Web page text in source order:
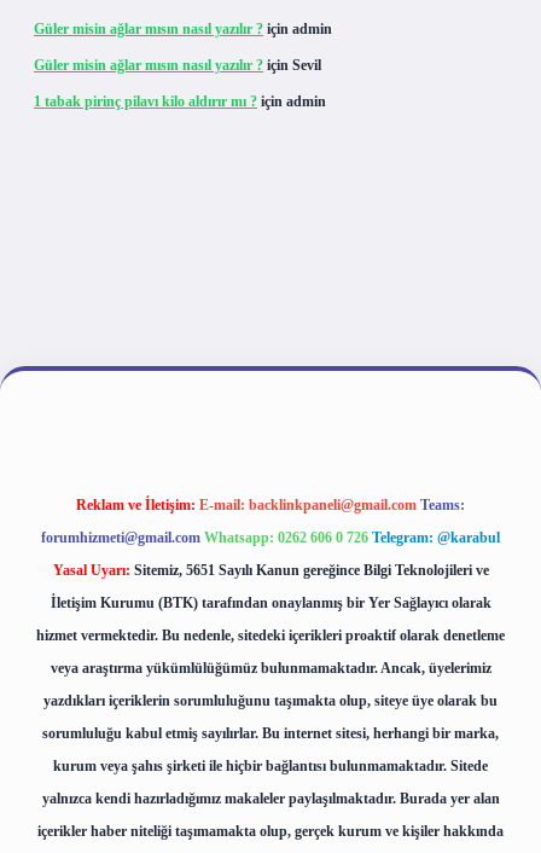
Güler misin ağlar mısın nasıl yazılır ? için admin
Güler misin ağlar mısın nasıl yazılır ? için Sevil
1 tabak pirinç pilavı kilo aldırır mı ? için admin
Reklam ve İletişim: E-mail: backlinkpaneli@gmail.com Teams:
forumhizmeti@gmail.com Whatsapp: 0262 606 0 726 Telegram: @karabul
Yasal Uyarı: Sitemiz, 5651 Sayılı Kanun gereğince Bilgi Teknolojileri ve
İletişim Kurumu (BTK) tarafından onaylanmış bir Yer Sağlayıcı olarak
hizmet vermektedir. Bu nedenle, sitedeki içerikleri proaktif olarak denetleme
veya araştırma yükümlülüğümüz bulunmamaktadır. Ancak, üyelerimiz
yazdıkları içeriklerin sorumluluğunu taşımakta olup, siteye üye olarak bu
sorumluluğu kabul etmiş sayılırlar. Bu internet sitesi, herhangi bir marka,
kurum veya şahıs şirketi ile hiçbir bağlantısı bulunmamaktadır. Sitede
yalnızca kendi hazırladığımız makaleler paylaşılmaktadır. Burada yer alan
içerikler haber niteliği taşımamakta olup, gerçek kurum ve kişiler hakkında